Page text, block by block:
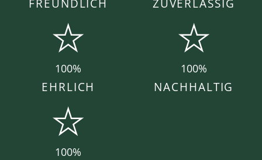
FREUNDLICH ZUVERLÄSSIG
100%
EHRLICH
100%
NACHHALTIG
100%